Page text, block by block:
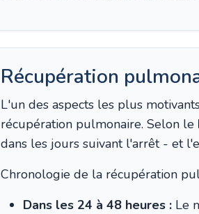
Récupération
L'un des aspects les plus
récupération pulmonaire. Selon le
dans les jours suivant l'arrêt - et
Chronologie de la récupération
Dans les 24 à 48 heures : Le